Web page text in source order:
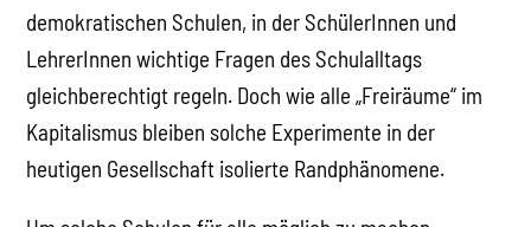
demokratischen Schulen, in der SchülerInnen und
LehrerInnen wichtige Fragen des Schulalltags
gleichberechtigt regeln. Doch wie alle „Freiräume“ im
Kapitalismus bleiben solche Experimente in der
heutigen Gesellschaft isolierte Randphänomene.